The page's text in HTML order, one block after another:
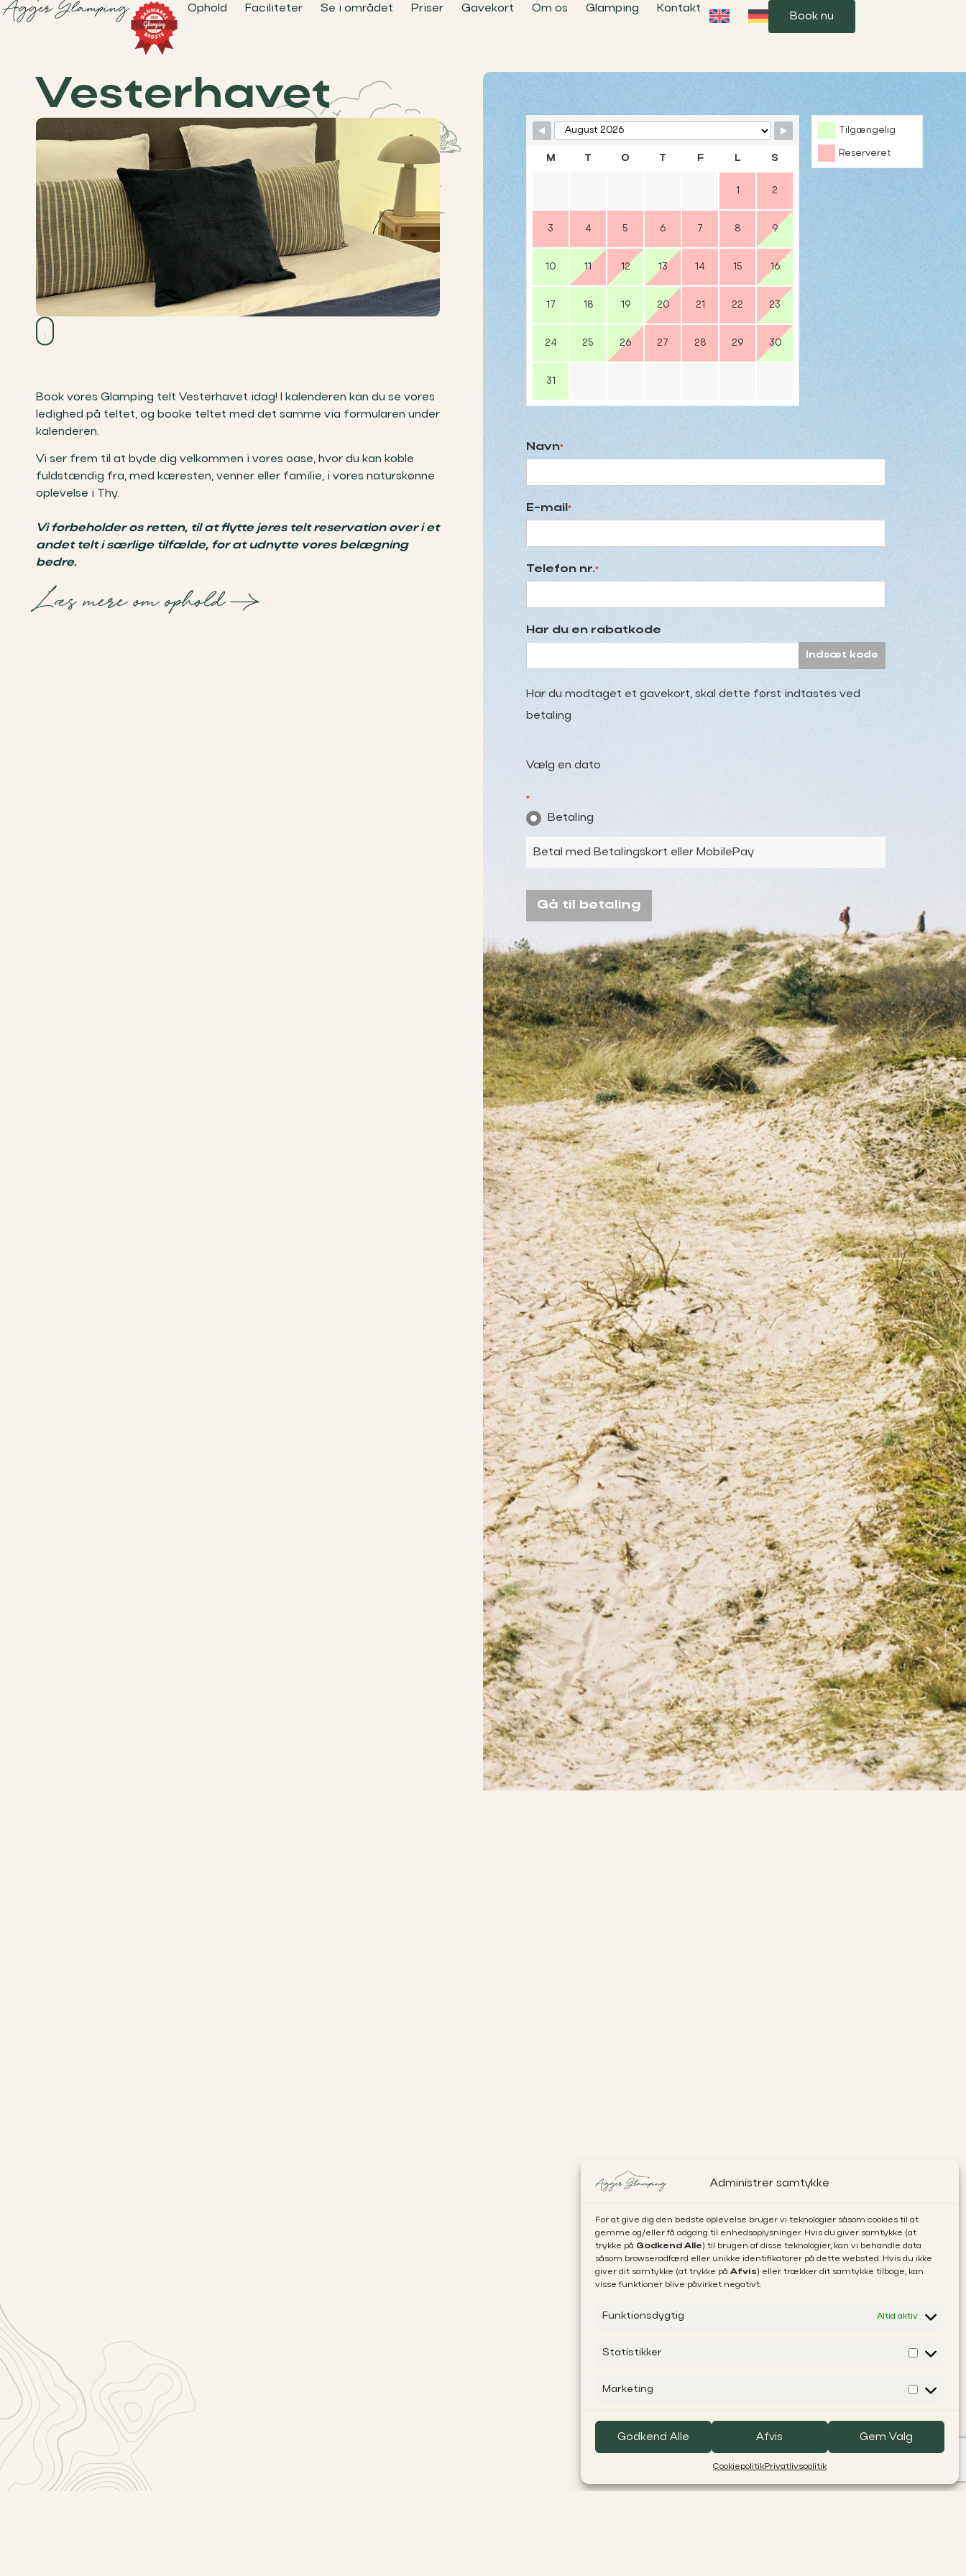
Administrer samtykke
For at give dig den bedste oplevelse bruger vi teknologier såsom cookies til at
gemme og/eller få adgang til enhedsoplysninger. Hvis du giver samtykke (at
trykke på Godkend Alle) til brugen af disse teknologier, kan vi behandle data
såsom browseradfærd eller unikke identifikatorer på dette websted. Hvis du ikke
giver dit samtykke (at trykke på Afvis) eller trækker dit samtykke tilbage, kan
visse funktioner blive påvirket negativt.
Funktionsdygtig Altid aktiv
Statistikker
Marketing
Godkend Alle Afvis Gem Valg
CookiepolitikPrivatlivspolitik
Ophold Faciliteter Se i området Priser Gavekort Om os Glamping Kontakt
Book nu
Skip Booking Form Tilgængelig
Reserveret
M T O T F L S
1 2
3 4 5 6 7 8 9
10 11 12 13 14 15 16
17 18 19 20 21 22 23
24 25 26 27 28 29 30
31
Navn*
E-mail *
Telefon nr.*
Har du en rabatkode
Indsæt kode
Har du modtaget et gavekort, skal dette først indtastes ved
betaling
Vælg en dato
*
Betaling
Betal med Betalingskort eller MobilePay
Gå til betaling
Vesterhavet
Book vores Glamping telt Vesterhavet idag! I kalenderen kan du se vores
ledighed på teltet, og booke teltet med det samme via formularen under
kalenderen.
Vi ser frem til at byde dig velkommen i vores oase, hvor du kan koble
fuldstændig fra, med kæresten, venner eller familie, i vores naturskønne
oplevelse i Thy.
Vi forbeholder os retten, til at flytte jeres telt reservation over i et
andet telt i særlige tilfælde, for at udnytte vores belægning
bedre.
Læs mere om ophold